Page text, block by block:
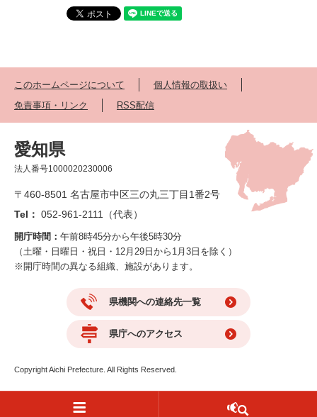
このホームページについて
個人情報の取扱い
免責事項・リンク
RSS配信
愛知県
法人番号1000020230006
〒460-8501 名古屋市中区三の丸三丁目1番2号
Tel： 052-961-2111（代表）
開庁時間： 午前8時45分から午後5時30分
（土曜・日曜日・祝日・12月29日から1月3日を除く）
※開庁時間の異なる組織、施設があります。
県機関への連絡先一覧
県庁へのアクセス
Copyright Aichi Prefecture. All Rights Reserved.